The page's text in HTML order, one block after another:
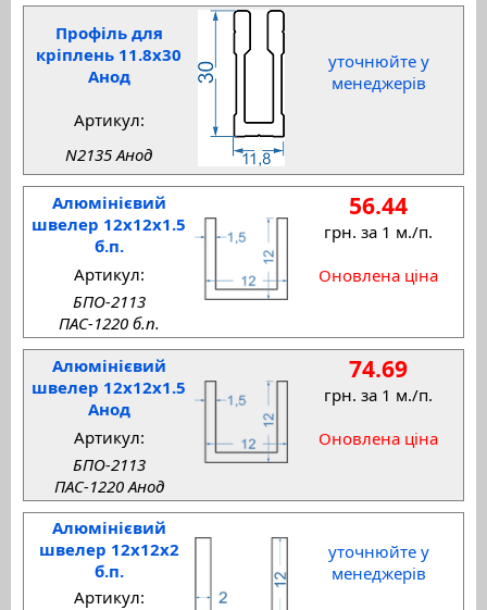
Профіль для
кріплень 11.8x30
Анод
уточнюйте у
менеджерів
Артикул:
N2135 Анод
Алюмінієвий
швелер 12x12x1.5
б.п.
56.44
грн. за 1 м./п.
Оновлена ціна
Артикул:
БПО-2113
ПАС-1220 б.п.
Алюмінієвий
швелер 12x12x1.5
Анод
74.69
грн. за 1 м./п.
Оновлена ціна
Артикул:
БПО-2113
ПАС-1220 Анод
Алюмінієвий
швелер 12x12x2
б.п.
уточнюйте у
менеджерів
Артикул: